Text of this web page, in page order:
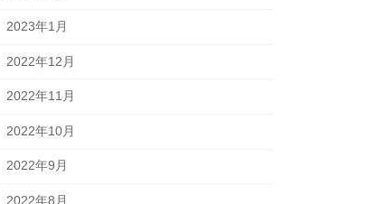
2023年1月
2022年12月
2022年11月
2022年10月
2022年9月
2022年8月